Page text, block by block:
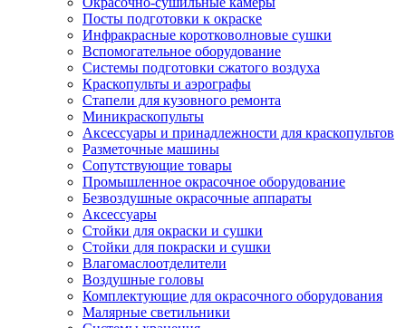
Посты подготовки к окраске
Инфракрасные коротковолновые сушки
Вспомогательное оборудование
Системы подготовки сжатого воздуха
Краскопульты и аэрографы
Стапели для кузовного ремонта
Миникраскопульты
Аксессуары и принадлежности для краскопультов
Разметочные машины
Сопутствующие товары
Промышленное окрасочное оборудование
Безвоздушные окрасочные аппараты
Аксессуары
Стойки для окраски и сушки
Стойки для покраски и сушки
Влагомаслоотделители
Воздушные головы
Комплектующие для окрасочного оборудования
Малярные светильники